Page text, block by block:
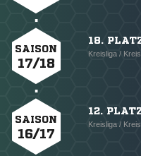
SAISON
17/18
18.
Kreisliga /
SAISON
16/17
12.
Kreisliga /